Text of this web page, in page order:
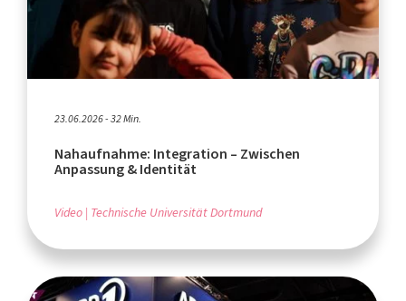
23.06.2026 - 32 Min.
Nahaufnahme: Integration – Zwischen
Anpassung & Identität
Video Technische Universität Dortmund